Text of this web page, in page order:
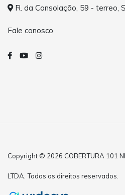
R. da Consolação, 59 - terreo,
Fale conosco
Copyright © 2026 COBERTURA 101
LTDA. Todos os direitos reservados.